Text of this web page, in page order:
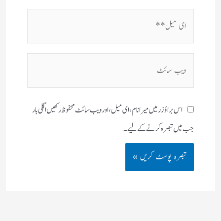
اس براؤزر میں میرا نام، ای میل، اور ویب سائٹ محفوظ رکھیں اگلی بار
جب میں تبصرہ کرنے کےلیے۔